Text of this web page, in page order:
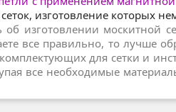
изготовление которых
об изготовлении москитной
все правильно, то лучше
комплектующих для сетки и
все необходимые